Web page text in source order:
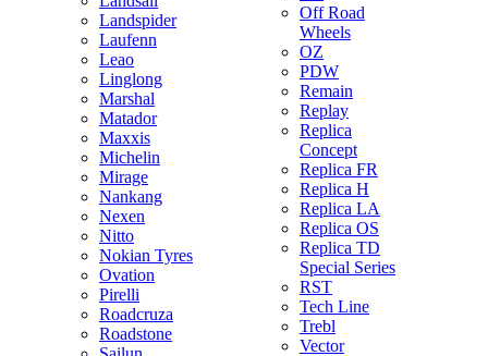
Landspider
Laufenn
Leao
Linglong
Marshal
Matador
Maxxis
Michelin
Mirage
Nankang
Nexen
Nitto
Nokian Tyres
Ovation
Pirelli
Roadcruza
Roadstone
Off Road
Wheels
OZ
PDW
Remain
Replay
Replica
Concept
Replica FR
Replica H
Replica LA
Replica OS
Replica TD
Special Series
RST
Tech Line
Trebl
Vector